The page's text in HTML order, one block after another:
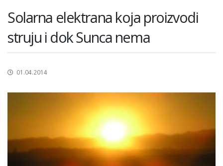
Solarna elektrana koja proizvodi
struju i dok Sunca nema
01.04.2014